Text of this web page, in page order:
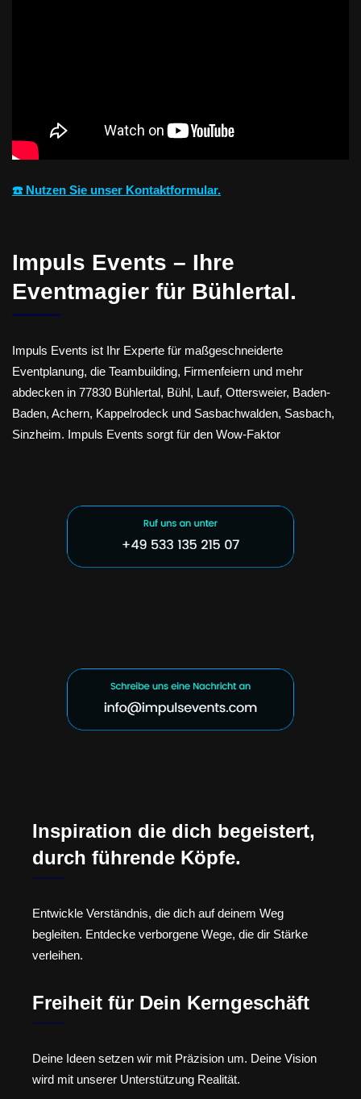
☎️ Nutzen Sie unser Kontaktformular.
Impuls Events – Ihre
Eventmagier für Bühlertal.
Impuls Events ist Ihr Experte für maßgeschneiderte
Eventplanung, die Teambuilding, Firmenfeiern und mehr
abdecken in 77830 Bühlertal, Bühl, Lauf, Ottersweier, Baden-
Baden, Achern, Kappelrodeck und Sasbachwalden, Sasbach,
Sinzheim. Impuls Events sorgt für den Wow-Faktor
Inspiration die dich begeistert,
durch führende Köpfe.
Entwickle Verständnis, die dich auf deinem Weg
begleiten. Entdecke verborgene Wege, die dir Stärke
verleihen.
Freiheit für Dein Kerngeschäft
Deine Ideen setzen wir mit Präzision um. Deine Vision
wird mit unserer Unterstützung Realität.